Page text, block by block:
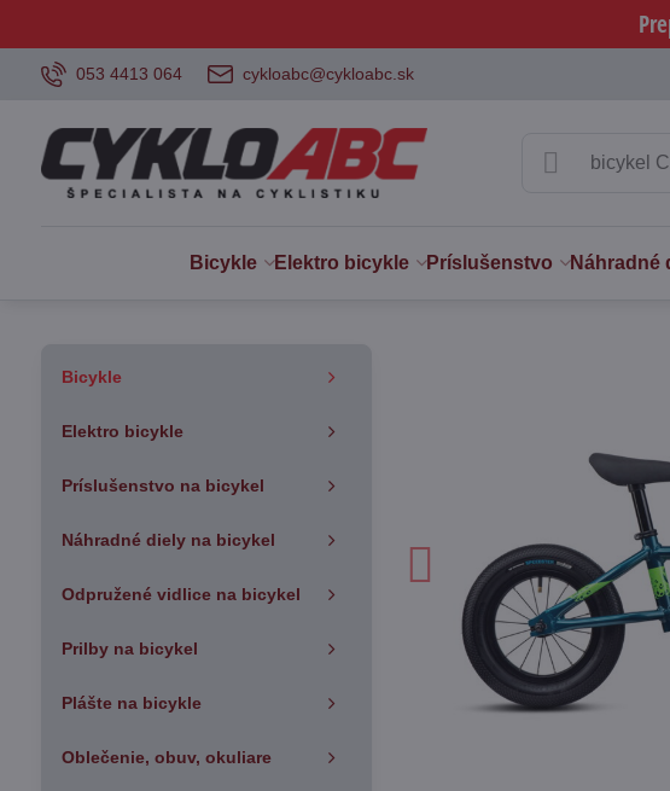
053 4413 064 cykloabc@cykloabc.sk
Bicykle Elektro bicykle Príslušenstvo Náhradné
Bicykle
Elektro bicykle
Príslušenstvo na bicykel
Náhradné diely na bicykel
Odpružené vidlice na bicykel
Prilby na bicykel
Plášte na bicykle
Oblečenie, obuv, okuliare